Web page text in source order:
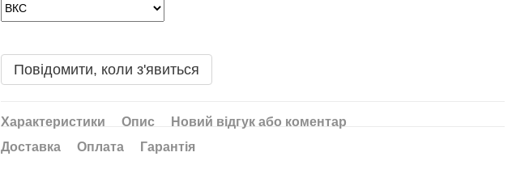
Повідомити, коли з'явиться
Характеристики Опис
Новий відгук або коментар
Доставка
Оплата Гарантія